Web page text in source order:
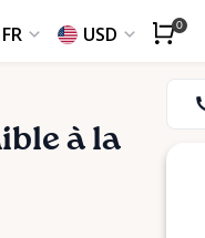
FR USD 0
à la